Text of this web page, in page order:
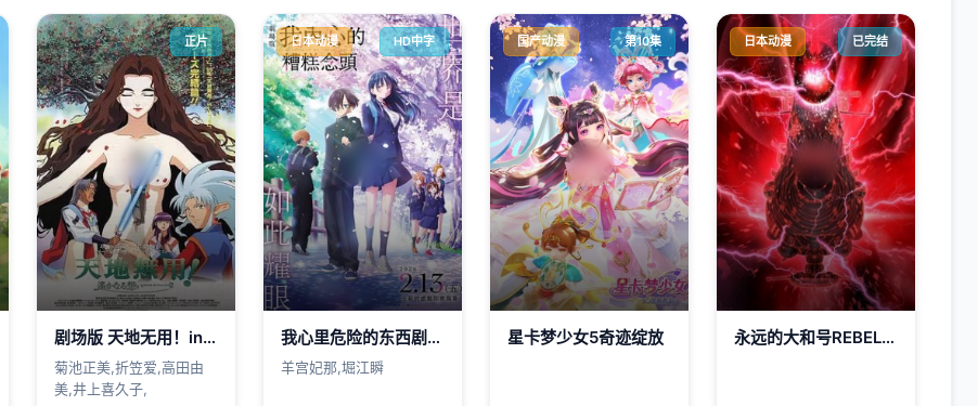
正片
剧场版 天地无用！in LOVE2：遥远的思念
菊池正美,折笠爱,高田由
美,井上喜久子,
日本动漫 HD中字
我心里危险的东西剧场版
羊宫妃那,堀江瞬
国产动漫 第10集
星卡梦少女5奇迹绽放
日本动漫 已完结
永远的大和号REBEL3199第六章碧蓝迷宫